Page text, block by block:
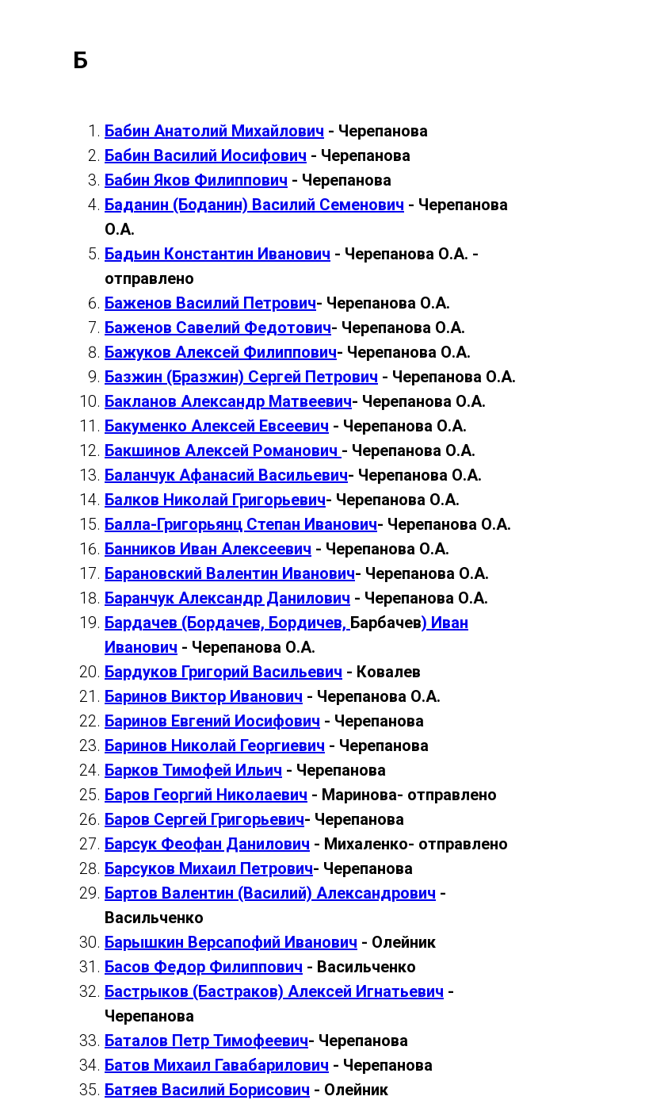
Б
Бабин Анатолий Михайлович - Черепанова
Бабин Василий Иосифович - Черепанова
Бабин Яков Филиппович - Черепанова
Баданин (Боданин) Василий Семенович - Черепанова
О.А.
Бадьин Константин Иванович - Черепанова О.А. -
отправлено
Баженов Василий Петрович- Черепанова О.А.
Баженов Савелий Федотович- Черепанова О.А.
Бажуков Алексей Филиппович- Черепанова О.А.
Базжин (Бразжин) Сергей Петрович - Черепанова О.А.
Бакланов Александр Матвеевич- Черепанова О.А.
Бакуменко Алексей Евсеевич - Черепанова О.А.
Бакшинов Алексей Романович - Черепанова О.А.
Баланчук Афанасий Васильевич- Черепанова О.А.
Балков Николай Григорьевич- Черепанова О.А.
Балла-Григорьянц Степан Иванович- Черепанова О.А.
Банников Иван Алексеевич - Черепанова О.А.
Барановский Валентин Иванович- Черепанова О.А.
Баранчук Александр Данилович - Черепанова О.А.
Бардачев (Бордачев, Бордичев, Барбачев) Иван
Иванович - Черепанова О.А.
Бардуков Григорий Васильевич - Ковалев
Баринов Виктор Иванович - Черепанова О.А.
Баринов Евгений Иосифович - Черепанова
Баринов Николай Георгиевич - Черепанова
Барков Тимофей Ильич - Черепанова
Баров Георгий Николаевич - Маринова- отправлено
Баров Сергей Григорьевич- Черепанова
Барсук Феофан Данилович - Михаленко- отправлено
Барсуков Михаил Петрович- Черепанова
Бартов Валентин (Василий) Александрович -
Васильченко
Барышкин Версапофий Иванович - Олейник
Басов Федор Филиппович - Васильченко
Бастрыков (Бастраков) Алексей Игнатьевич -
Черепанова
Баталов Петр Тимофеевич- Черепанова
Батов Михаил Гавабарилович - Черепанова
Батяев Василий Борисович - Олейник